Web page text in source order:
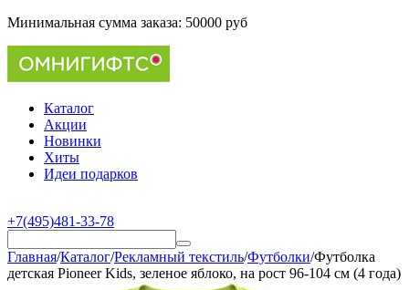
Минимальная сумма заказа: 50000 руб
Каталог
Акции
Новинки
Хиты
Идеи подарков
+7(495)481-33-78
Главная/Каталог/Рекламный текстиль/Футболки/Футболка
детская Pioneer Kids, зеленое яблоко, на рост 96-104 см (4 года)